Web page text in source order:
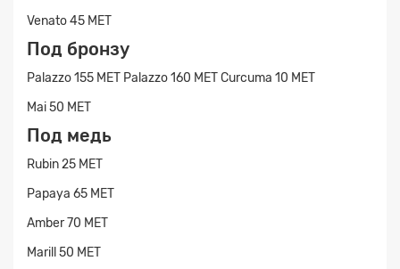
Venato 45 MET
Под бронзу
Palazzo 155 MET Palazzo 160 MET Curcuma 10 MET
Mai 50 MET
Под медь
Rubin 25 MET
Papaya 65 MET
Amber 70 MET
Marill 50 MET